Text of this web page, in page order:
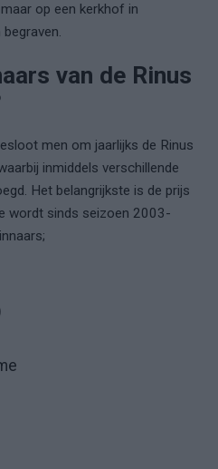
op een kerkhof in
van de Rinus
men om jaarlijks de Rinus
inmiddels verschillende
Het belangrijkste is de prijs
wordt sinds seizoen 2003-